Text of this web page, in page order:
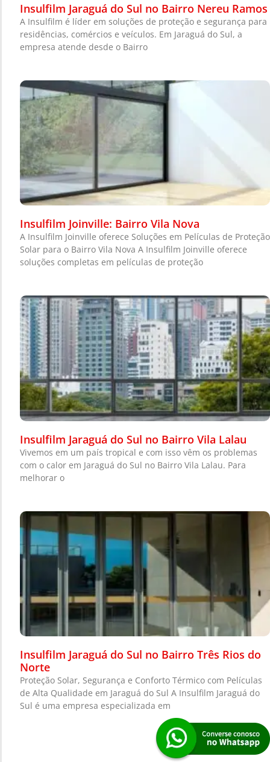
Insulfilm Jaraguá do Sul no Bairro Nereu Ramos
A Insulfilm é líder em soluções de proteção e segurança para
residências, comércios e veículos. Em Jaraguá do Sul, a
empresa atende desde o Bairro
Insulfilm Joinville: Bairro Vila Nova
A Insulfilm Joinville oferece Soluções em Películas de Proteção
Solar para o Bairro Vila Nova A Insulfilm Joinville oferece
soluções completas em películas de proteção
Insulfilm Jaraguá do Sul no Bairro Vila Lalau
Vivemos em um país tropical e com isso vêm os problemas
com o calor em Jaraguá do Sul no Bairro Vila Lalau. Para
melhorar o
Insulfilm Jaraguá do Sul no Bairro Três Rios do
Norte
Proteção Solar, Segurança e Conforto Térmico com Películas
de Alta Qualidade em Jaraguá do Sul A Insulfilm Jaraguá do
Sul é uma empresa especializada em